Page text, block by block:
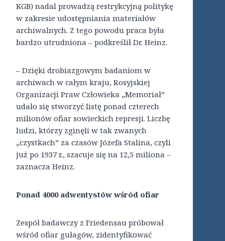
KGB) nadal prowadzą restrykcyjną politykę
w zakresie udostępniania materiałów
archiwalnych. Z tego powodu praca była
bardzo utrudniona – podkreślił Dr. Heinz.
– Dzięki drobiazgowym badaniom w
archiwach w całym kraju, Rosyjskiej
Organizacji Praw Człowieka „Memoriał”
udało się stworzyć listę ponad czterech
milionów ofiar sowieckich represji. Liczbę
ludzi, którzy zginęli w tak zwanych
„czystkach” za czasów Józefa Stalina, czyli
już po 1937 r., szacuje się na 12,5 miliona –
zaznacza Heinz.
Ponad 4000 adwentystów wśród ofiar
Zespół badawczy z Friedensau próbował
wśród ofiar gułagów, zidentyfikować